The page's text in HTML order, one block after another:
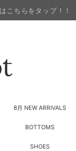
こちらをタップ！！
8月 NEW ARRIVALS
BOTTOMS
SHOES